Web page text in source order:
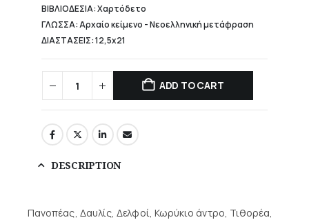
ΒΙΒΛΙΟΔΕΣΙΑ: Χαρτόδετο
ΓΛΩΣΣΑ: Αρχαίο κείμενο - Νεοελληνική μετάφραση
ΔΙΑΣΤΑΣΕΙΣ: 12,5x21
ADD TO CART
DESCRIPTION
Πανοπέας, Δαυλίς, Δελφοί, Κωρύκιο άντρο, Τιθορέα,